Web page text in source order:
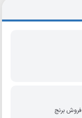
فروش برنج